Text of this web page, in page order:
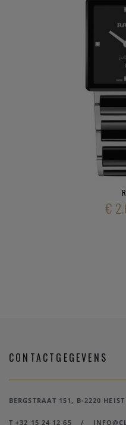
€
CONTACTGEGEVENS
BERGSTRAAT 151, B-2220
T +32 15 24 12 65 /